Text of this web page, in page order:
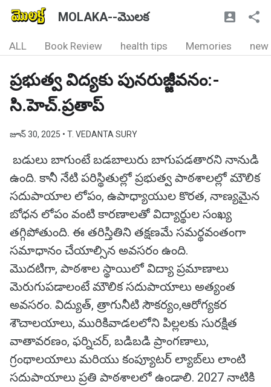
MOLAKA--మొలక
ALL Book Review health tips Memories new
ప్రభుత్వ విద్యకు పునరుజ్జీవనం:-
సి.హెచ్.ప్రతాప్
జూన్ 30, 2025 • T. VEDANTA SURY
బడులు బాగుంటే బడబాలురు బాగుపడతారని నానుడి
ఉంది. కానీ నేటి పరిస్థితుల్లో ప్రభుత్వ పాఠశాలల్లో మౌలిక
సదుపాయాల లోపం, ఉపాధ్యాయుల కొరత, నాణ్యమైన
బోధన లోపం వంటి కారణాలతో విద్యార్థుల సంఖ్య
తగ్గిపోతుంది. ఈ తరిస్తితిని తక్షణమే సమర్థవంతంగా
సమాధానం చేయాల్సిన అవసరం ఉంది.
మొదటిగా, పాఠశాల స్థాయిలో విద్యా ప్రమాణాలు
మెరుగుపడాలంటే మౌలిక సదుపాయాలు అత్యంత
అవసరం. విద్యుత్, త్రాగునీటి సౌకర్యం,ఆరోగ్యకర
శౌచాలయాలు, మురికివాడలలోని పిల్లలకు సురక్షిత
వాతావరణం, ఫర్నిచర్, బడిబడి ప్రాంగణాలు,
గ్రంథాలయాలు మరియు కంప్యూటర్ ల్యాబ్‌లు లాంటి
సదుపాయాలు ప్రతి పాఠశాలలో ఉండాలి. 2027 నాటికి